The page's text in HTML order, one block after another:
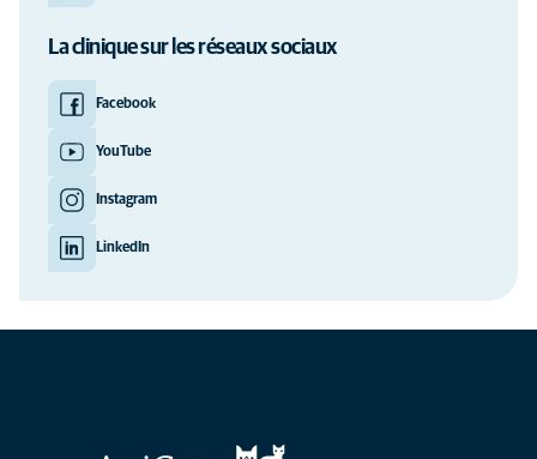
La clinique sur les réseaux sociaux
Facebook
YouTube
Instagram
LinkedIn